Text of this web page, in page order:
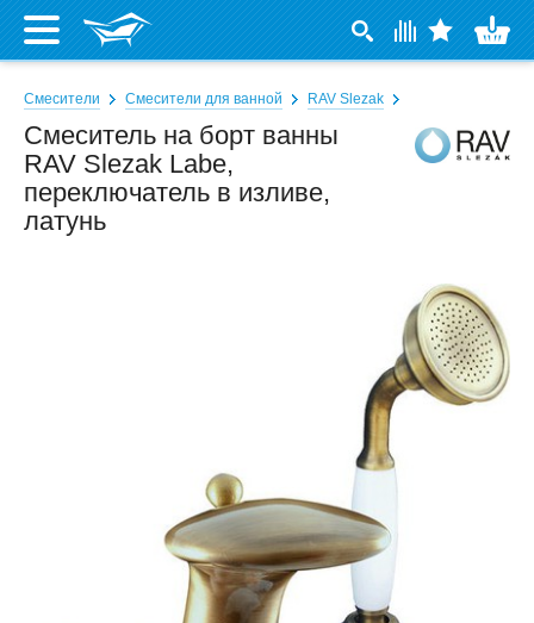
Смесители Смесители для ванной RAV Slezak
Смеситель на борт ванны
RAV Slezak Labe,
переключатель в изливе,
латунь